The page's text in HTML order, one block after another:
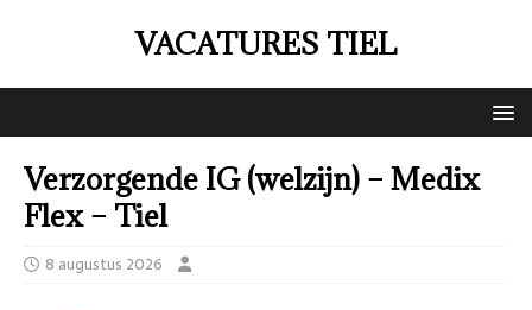
VACATURES TIEL
Verzorgende IG (welzijn) – Medix
Flex – Tiel
8 augustus 2026